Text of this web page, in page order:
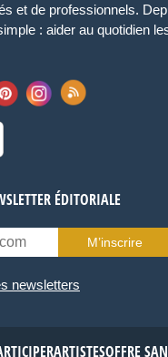
et de professionnels.
: aider au quotidien
ÉDITORIALE
M’inscrire
newsletters
ARTISTESOFFRE